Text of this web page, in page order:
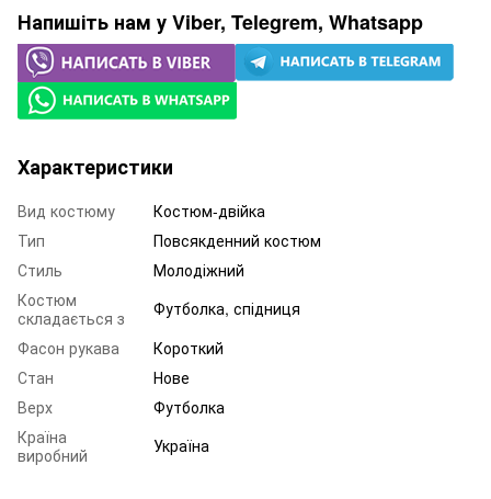
Напишіть нам у Viber, Telegrem, Whatsapp
Характеристики
Вид костюму
Костюм-двійка
Тип
Повсякденний костюм
Стиль
Молодіжний
Костюм
складається з
Футболка, спідниця
Фасон рукава
Короткий
Стан
Нове
Верх
Футболка
Країна
виробний
Україна